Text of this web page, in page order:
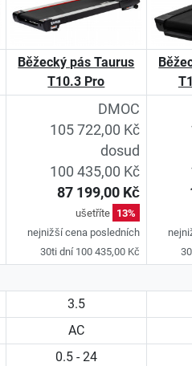
Běžecký pás Taurus
T10.3 Pro
DMOC
105 722,00 Kč
dosud
100 435,00 Kč
87 199,00 Kč
ušetříte 13%
nejnižší cena posledních
30ti dní 100 435,00 Kč
3.5
AC
0.5 - 24